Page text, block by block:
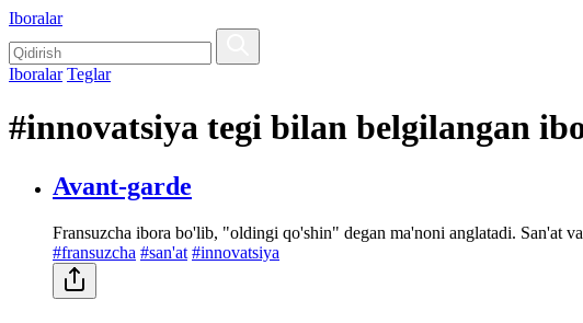
Iboralar
Iboralar Teglar
#innovatsiya tegi bilan belgilangan
Avant-garde
Fransuzcha ibora bo'lib, "oldingi qo'shin" degan ma'noni anglatadi. San'at
#fransuzcha #san'at #innovatsiya